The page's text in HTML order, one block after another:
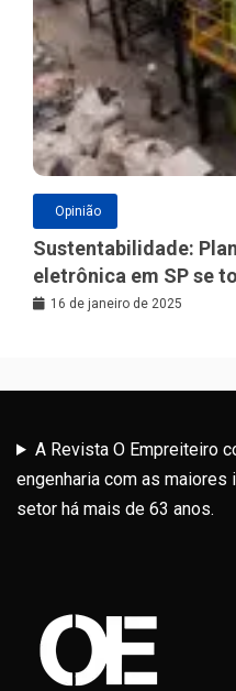
Opinião
Sustentabilidade:
eletrônica em SP se
Latina
16 de janeiro de 2025
A Revista O Empreiteiro
engenharia com as
setor há mais de 63 anos.